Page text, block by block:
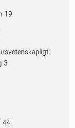
19
3
44